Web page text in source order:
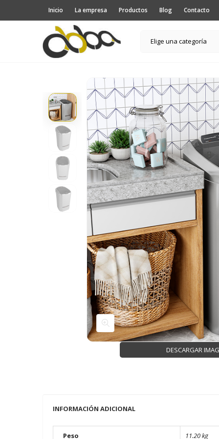
Inicio La empresa Productos Blog Contacto
Elige una categoría
DESCARGAR
INFORMACIÓN ADICIONAL
Peso 11.20 kg